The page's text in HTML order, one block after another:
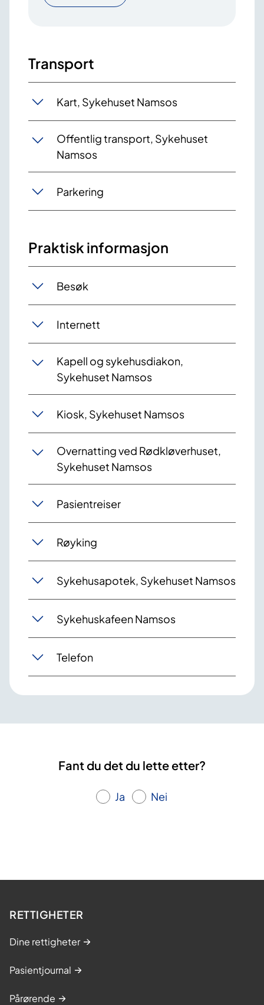
Transport
Kart, Sykehuset Namsos
Offentlig transport, Sykehuset
Namsos
Parkering
Praktisk informasjon
Besøk
Internett
Kapell og sykehusdiakon,
Sykehuset Namsos
Kiosk, Sykehuset Namsos
Overnatting ved Rødkløverhuset,
Sykehuset Namsos
Pasientreiser
Røyking
Sykehusapotek, Sykehuset Namsos
Sykehuskafeen Namsos
Telefon
Fant du det du lette etter?
Ja Nei
RETTIGHETER
Dine rettigheter
Pasientjournal
Pårørende